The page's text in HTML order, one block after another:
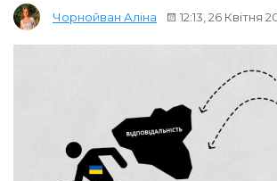
Чорнойван Аліна 12:13, 26 Квітня